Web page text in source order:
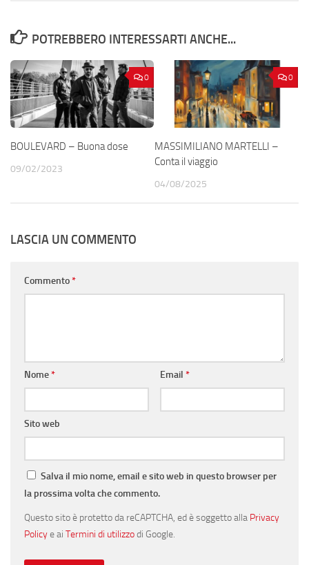
POTREBBERO INTERESSARTI ANCHE...
0
BOULEVARD – Buona dose
09/02/2023
0
MASSIMILIANO MARTELLI –
Conta il viaggio
04/08/2025
LASCIA UN COMMENTO
Commento*
Nome* Email *
Sito web
Salva il mio nome, email e sito web in questo browser per
la prossima volta che commento.
Questo sito è protetto da reCAPTCHA, ed è soggetto alla Privacy
Policye ai Termini di utilizzodi Google.